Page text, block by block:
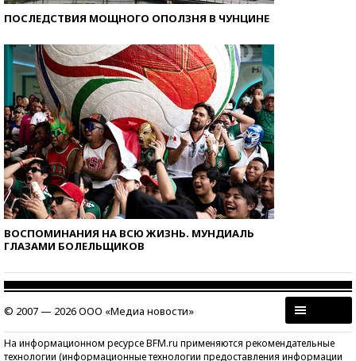
ПОСЛЕДСТВИЯ МОЩНОГО ОПОЛЗНЯ В ЧУНЦИНЕ
ВОСПОМИНАНИЯ НА ВСЮ ЖИЗНЬ. МУНДИАЛЬ
ГЛАЗАМИ БОЛЕЛЬЩИКОВ
© 2007 — 2026 ООО «Медиа новости»
На информационном ресурсе BFM.ru применяются рекомендательные
технологии (информационные технологии предоставления информации